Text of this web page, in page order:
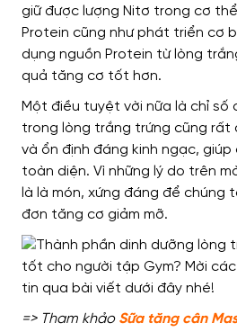
giữ được lượng Nitơ trong cơ
Protein cũng nhưphát triển cơ
dụng nguồn Protein từ lòng
quả tăng cơ tốt hơn.
Một điều tuyệt vời nữa là chỉ số
trong lòng trắng trứng cũng rất
và ổn định đáng kinh ngạc, giúp
toàn diện. Vì những lý do trên
là là món, xứng đáng để chúng
đơn tăng cơ giảm mỡ.
=> Tham khảo Sữa tăng cân